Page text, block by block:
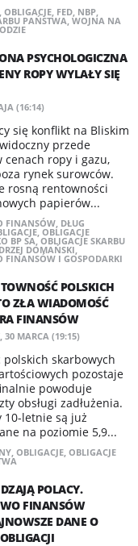
OBLIGACJE, FED, NBP,
PAŃSTWA, WOJNA NA
PSYCHOLOGICZNA
ROPY WYLAŁY SIĘ
(16:14)
się konflikt na Bliskim
przede
cenach ropy i gazu,
rynek surowców.
rosną rentowności
papierów...
FINANSÓW, DŁUG
, OBLIGACJE
BP SA,OBLIGACJE SKARBU
DOMAŃSKI,
FINANSÓW I GOSPODARKI
POLSKICH
ZŁA WIADOMOŚĆ
FINANSÓW
30 MARCA (19:15)
polskich skarbowych
pozostaje
powoduje
obsługi zadłużenia.
letnie są już
na poziomie 5,9...
, OBLIGACJE, OBLIGACJE
POLACY.
FINANSÓW
DANE O